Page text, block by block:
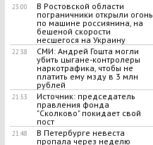
23:00
В Ростовской области
пограничники открыли огонь
по машине россиянина, на
бешеной скорости
несшегося на Украину
22:38
СМИ: Андрей Гошта могли
убить цыгане-контролеры
наркотрафика, чтобы не
платить ему мзду в 3 млн
рублей
21:53
Источник: председатель
правления фонда
"Сколково" покидает свой
пост
21:48
В Петербурге невеста
пропала через неделю